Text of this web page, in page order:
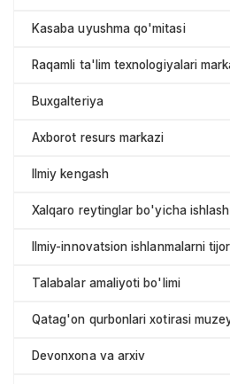
Kasaba uyushma qo'mitasi
Raqamli ta'lim texnologiyalari
Buxgalteriya
Axborot resurs markazi
Ilmiy kengash
Xalqaro reytinglar bo'yicha
Ilmiy-innovatsion ishlanmalarni
Talabalar amaliyoti bo'limi
Qatag'on qurbonlari xotirasi
Devonxona va arxiv